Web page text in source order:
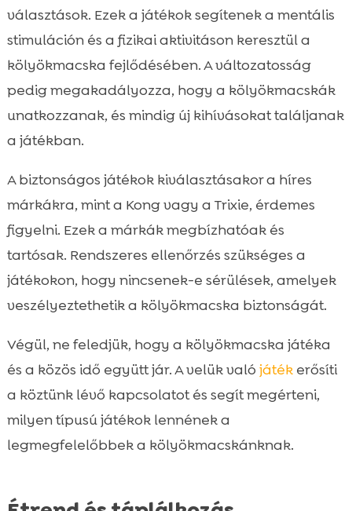
választások. Ezek a játékok segítenek a mentális
stimuláción és a fizikai aktivitáson keresztül a
kölyökmacska fejlődésében. A változatosság
pedig megakadályozza, hogy a kölyökmacskák
unatkozzanak, és mindig új kihívásokat találjanak
a játékban.
A biztonságos játékok kiválasztásakor a híres
márkákra, mint a Kong vagy a Trixie, érdemes
figyelni. Ezek a márkák megbízhatóak és
tartósak. Rendszeres ellenőrzés szükséges a
játékokon, hogy nincsenek-e sérülések, amelyek
veszélyeztethetik a kölyökmacska biztonságát.
Végül, ne feledjük, hogy a kölyökmacska játéka
és a közös idő együtt jár. A velük való játékerősíti
a köztünk lévő kapcsolatot és segít megérteni,
milyen típusú játékok lennének a
legmegfelelőbbek a kölyökmacskánknak.